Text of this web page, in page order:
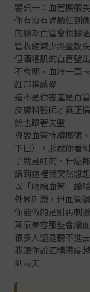
警訊一：血管擴張
你有沒有過臉紅到
的臉部血管會根據
管收縮減少熱量散
但酒糟肌的血管壁
不會關，血液一直
紅那種感覺
這不是你害羞是血
皮膚科醫師才真正
統也跟著失靈
導致血管持續擴張
下巴），形成你看
子就是紅的，什麼
講到這裡我突然想
以「收縮血管」讓
外界刺激，但血管
你能做的是別再刺
蒸氣美容那些會讓
很多人還是聽不進
我跟你說酒精濃度
到兩天